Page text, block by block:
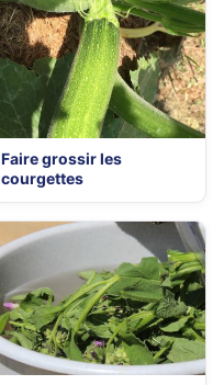
Faire grossir les
courgettes